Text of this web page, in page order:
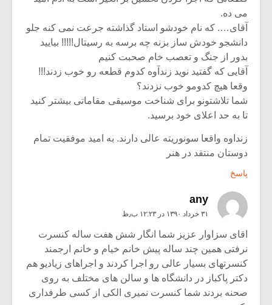
می ده.
آقای…. که نام خودشو استاد گذاشته جرعت نمی کنه جلو
دانشجو خودش ساز بزنه چه برسه به رسیتال!!!!! بیایید
بدور از جنگ و تعصب خام صحبت کنیم
آقایی که گفتید نوید زندآوه کدوم قطعه رو خوب زدند!!!
وقعا هیچ کدومو خوب نزدند؟
شما تلاشتونو برای شناخت موسیقی مقاماتی بیشتر کنید
تا به حد اعلای خود برسید.
زنداوه واقعا سونوریته عالی دارند. به امید موفقیت تمام
دوستان منتقد در هنر
پاسخ
any
۳۱ خرداد ۱۳۹۰ در ۱۲:۲۳ ب٫ظ
اقای سزاوار عزیز شما انگار شش هفت ساله کنسرت
نرفتی همین چند ساله پیش خانم خیام و خانم ارجمند
کنسرتهای بسیار عالی رو اجرا کردند و اجراهای زیادیو هم
دکتر پاکباز در دانشگاه ها و سالن های مختلف به روی
صحنه بردند شما کنسرت نمیری الکی از کسی طرفداری